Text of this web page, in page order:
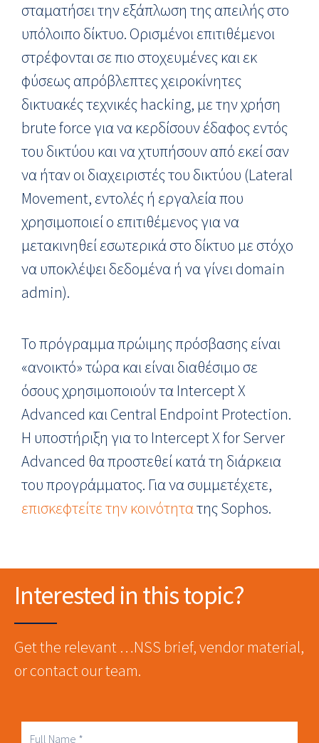
σταματήσει την εξάπλωση της απειλής στο
υπόλοιπο δίκτυο. Ορισμένοι επιτιθέμενοι
στρέφονται σε πιο στοχευμένες και εκ
φύσεως απρόβλεπτες χειροκίνητες
δικτυακές τεχνικές hacking, με την χρήση
brute force για να κερδίσουν έδαφος εντός
του δικτύου και να χτυπήσουν από εκεί σαν
να ήταν οι διαχειριστές του δικτύου (Lateral
Movement, εντολές ή εργαλεία που
χρησιμοποιεί ο επιτιθέμενος για να
μετακινηθεί εσωτερικά στο δίκτυο με στόχο
να υποκλέψει δεδομένα ή να γίνει domain
admin).
Το πρόγραμμα πρώιμης πρόσβασης είναι
«ανοικτό» τώρα και είναι διαθέσιμο σε
όσους χρησιμοποιούν τα Intercept X
Advanced και Central Endpoint Protection.
Η υποστήριξη για το Intercept X for Server
Advanced θα προστεθεί κατά τη διάρκεια
του προγράμματος. Για να συμμετέχετε,
επισκεφτείτε την κοινότητατης Sophos.
Interested in this topic?
Get the relevant …NSS brief, vendor material,
or contact our team.
Full